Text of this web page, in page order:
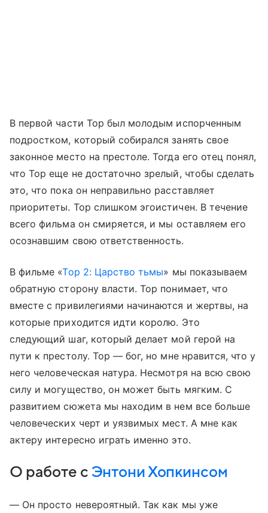
В первой части Тор был молодым испорченным
подростком, который собирался занять свое
законное место на престоле. Тогда его отец понял,
что Тор еще не достаточно зрелый, чтобы сделать
это, что пока он неправильно расставляет
приоритеты. Тор слишком эгоистичен. В течение
всего фильма он смиряется, и мы оставляем его
осознавшим свою ответственность.
В фильме «Тор 2: Царство тьмы» мы показываем
обратную сторону власти. Тор понимает, что
вместе с привилегиями начинаются и жертвы, на
которые приходится идти королю. Это
следующий шаг, который делает мой герой на
пути к престолу. Тор — бог, но мне нравится, что у
него человеческая натура. Несмотря на всю свою
силу и могущество, он может быть мягким. С
развитием сюжета мы находим в нем все больше
человеческих черт и уязвимых мест. А мне как
актеру интересно играть именно это.
О работе с Энтони Хопкинсом
— Он просто невероятный. Так как мы уже